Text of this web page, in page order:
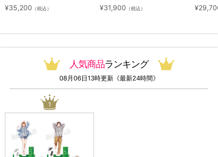
ジナル特典付き・送料無料）
¥35,200 （税込）
ット（初回生産限定・アニまる
¥31,900 （税込）
ト（初
人気商品ランキング
08月06日13時更新《最新24時間》
1